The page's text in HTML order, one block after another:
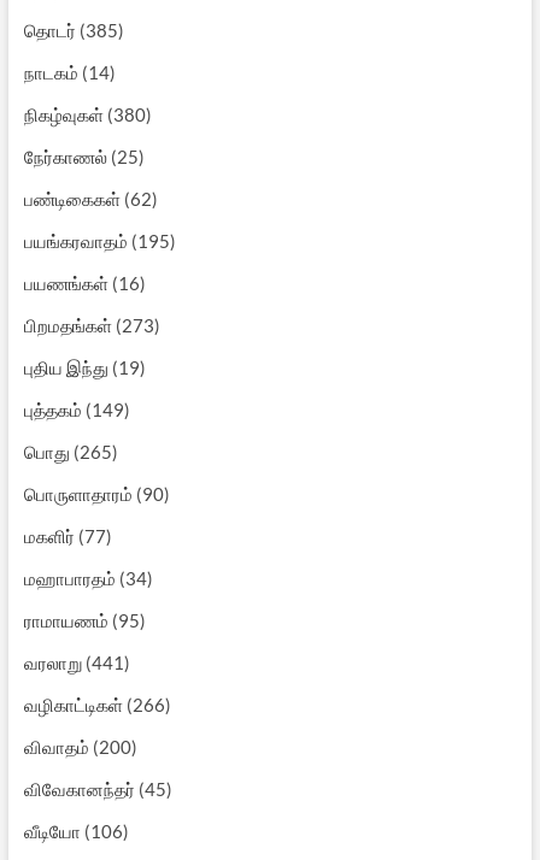
தொடர் (385)
நாடகம் (14)
நிகழ்வுகள்(380)
நேர்காணல்(25)
பண்டிகைகள்(62)
பயங்கரவாதம் (195)
பயணங்கள்(16)
பிறமதங்கள்(273)
புதிய இந்து (19)
புத்தகம் (149)
பொது (265)
பொருளாதாரம் (90)
மகளிர் (77)
மஹாபாரதம் (34)
ராமாயணம் (95)
வரலாறு(441)
வழிகாட்டிகள்(266)
விவாதம் (200)
விவேகானந்தர் (45)
வீடியோ (106)